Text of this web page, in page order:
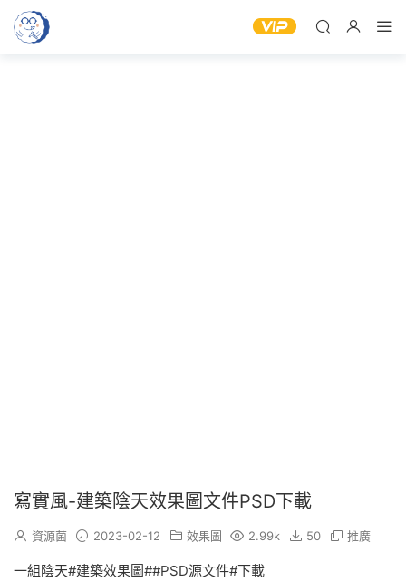
寫實風-建築陰天效果圖文件PSD下載
資源菌 2023-02-12 效果圖 2.99k 50 推廣
一組陰天#建築效果圖##PSD源文件#下載